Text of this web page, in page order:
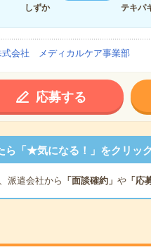
しずか
テキパ
式会社 メディカルケア事業部
応募する
ら「★気になる！」をクリック
派遣会社から 「面談確約」 や「応